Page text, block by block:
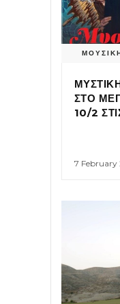
ΣΤΟ
10/2
7 February